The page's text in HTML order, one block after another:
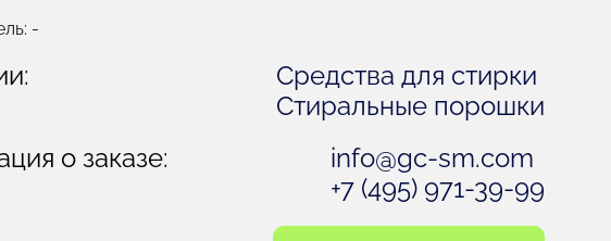
-
Средства для стирки
Стиральные порошки
о заказе:
info@gc-sm.com
+7 (495) 971-39-99